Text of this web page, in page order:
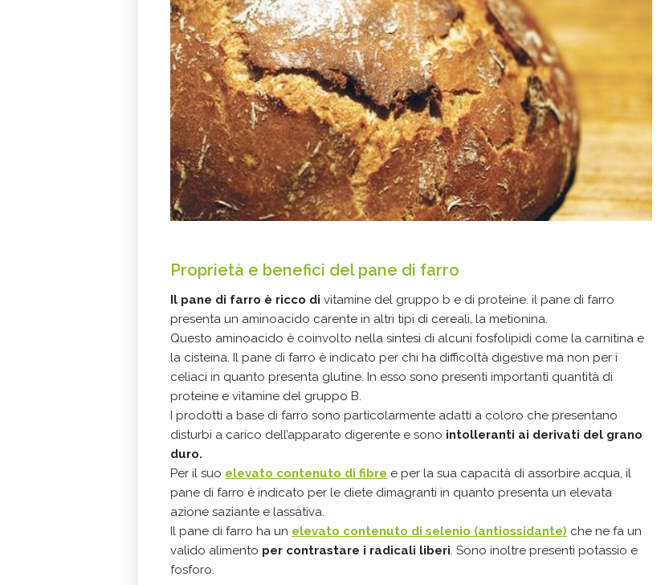
Proprietà e benefici del pane di farro
Il pane di farro è ricco di vitamine del gruppo b e di proteine. il pane di farro
presenta un aminoacido carente in altri tipi di cereali, la metionina.
Questo aminoacido è coinvolto nella sintesi di alcuni fosfolipidi come la carnitina e
la cisteina. Il pane di farro è indicato per chi ha difficoltà digestive ma non per i
celiaci in quanto presenta glutine. In esso sono presenti importanti quantità di
proteine e vitamine del gruppo B.
I prodotti a base di farro sono particolarmente adatti a coloro che presentano
disturbi a carico dell’apparato digerente e sono intolleranti ai derivati del grano
duro.
Per il suo elevato contenuto di fibre e per la sua capacità di assorbire acqua, il
pane di farro è indicato per le diete dimagranti in quanto presenta un elevata
azione saziante e lassativa.
Il pane di farro ha un elevato contenuto di selenio (antiossidante) che ne fa un
valido alimento per contrastare i radicali liberi. Sono inoltre presenti potassio e
fosforo.